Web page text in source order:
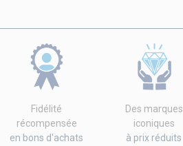
Fidélité
récompensée
en bons d'achats
Des marques
iconiques
à prix réduits